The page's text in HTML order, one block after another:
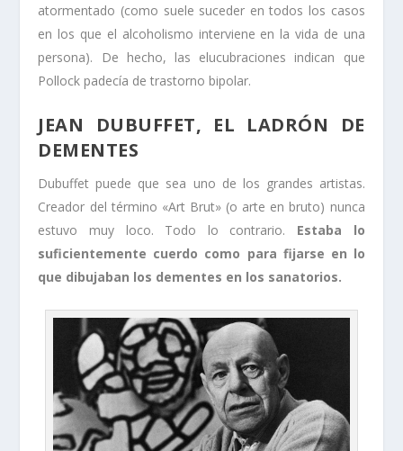
atormentado (como suele suceder en todos los casos
en los que el alcoholismo interviene en la vida de una
persona). De hecho, las elucubraciones indican que
Pollock padecía de trastorno bipolar.
JEAN DUBUFFET, EL LADRÓN DE
DEMENTES
Dubuffet puede que sea uno de los grandes artistas.
Creador del término «Art Brut» (o arte en bruto) nunca
estuvo muy loco. Todo lo contrario. Estaba lo
suficientemente cuerdo como para fijarse en lo
que dibujaban los dementes en los sanatorios.